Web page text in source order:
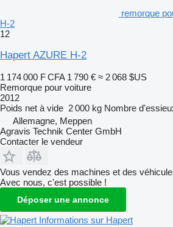
remorque
H-2
12
Hapert AZURE H-2
1 174 000 F CFA 1 790 € ≈ 2 068 $US
Remorque pour voiture
2012
Poids net à vide 2 000 kg Nombre
Allemagne, Meppen
Agravis Technik Center GmbH
Contacter le vendeur
Vous vendez des machines et des
Avec nous, c'est possible !
Déposer une annonce
Informations sur Hapert